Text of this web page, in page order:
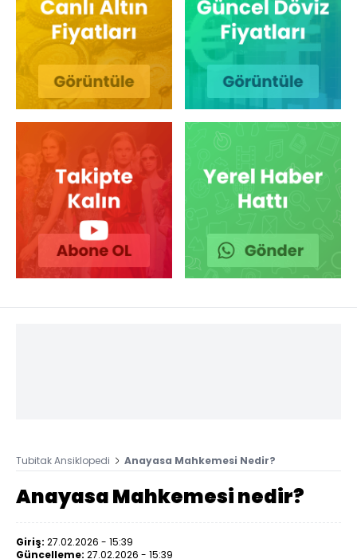
Tubitak Ansiklopedi Anayasa Mahkemesi Nedir?
Anayasa Mahkemesi nedir?
Giriş: 27.02.2026 - 15:39
Güncelleme: 27.02.2026 - 15:39